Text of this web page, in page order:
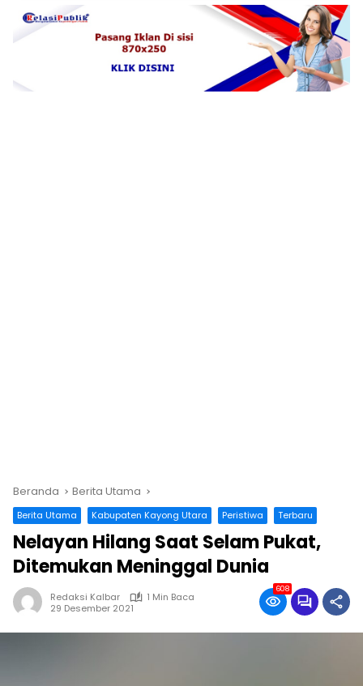
Beranda Berita Utama
Berita Utama Kabupaten Kayong Utara Peristiwa Terbaru
Nelayan Hilang Saat Selam Pukat,
Ditemukan Meninggal Dunia
Redaksi Kalbar
1 Min Baca
29 Desember 2021
608